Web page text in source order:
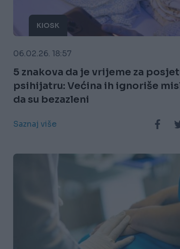
KIOSK
06.02.26. 18:57
5 znakova da je vrijeme za
psihijatru: Većina ih ignoriše
da su bezazleni
Saznaj više